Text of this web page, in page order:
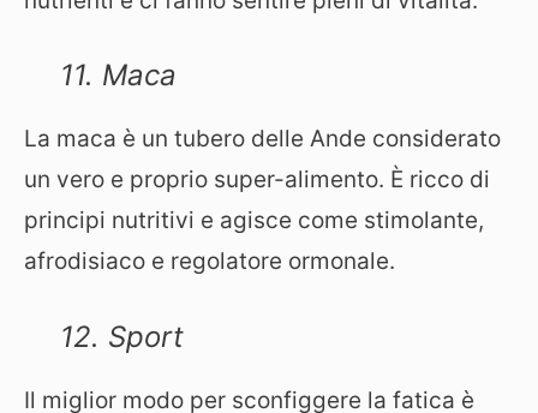
11. Maca
La maca è un tubero delle Ande considerato
un vero e proprio super-alimento. È ricco di
principi nutritivi e agisce come stimolante,
afrodisiaco e regolatore ormonale.
12. Sport
Il miglior modo per sconfiggere la fatica è